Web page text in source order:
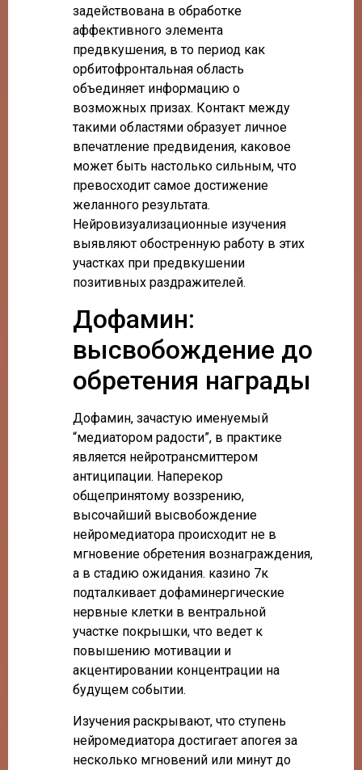
задействована в обработке
аффективного элемента
предвкушения, в то период как
орбитофронтальная область
объединяет информацию о
возможных призах. Контакт между
такими областями образует личное
впечатление предвидения, каковое
может быть настолько сильным, что
превосходит самое достижение
желанного результата.
Нейровизуализационные изучения
выявляют обостренную работу в этих
участках при предвкушении
позитивных раздражителей.
Дофамин:
высвобождение до
обретения награды
Дофамин, зачастую именуемый
“медиатором радости”, в практике
является нейротрансмиттером
антиципации. Наперекор
общепринятому воззрению,
высочайший высвобождение
нейромедиатора происходит не в
мгновение обретения вознаграждения,
а в стадию ожидания. казино 7к
подталкивает дофаминергические
нервные клетки в вентральной
участке покрышки, что ведет к
повышению мотивации и
акцентировании концентрации на
будущем событии.
Изучения раскрывают, что ступень
нейромедиатора достигает апогея за
несколько мгновений или минут до